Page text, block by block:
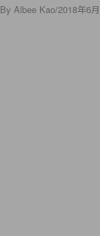
By Albee Kao/2018年6